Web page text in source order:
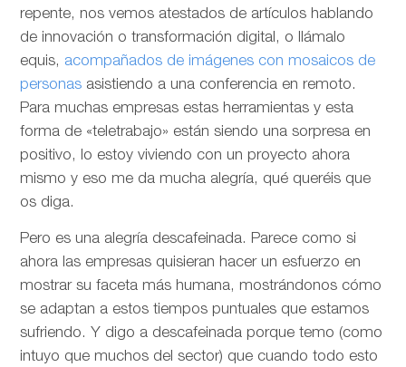
repente, nos vemos atestados de artículos hablando
de innovación o transformación digital, o llámalo
equis, acompañados de imágenes con mosaicos de
personas asistiendo a una conferencia en remoto.
Para muchas empresas estas herramientas y esta
forma de «teletrabajo» están siendo una sorpresa en
positivo, lo estoy viviendo con un proyecto ahora
mismo y eso me da mucha alegría, qué queréis que
os diga.
Pero es una alegría descafeinada. Parece como si
ahora las empresas quisieran hacer un esfuerzo en
mostrar su faceta más humana, mostrándonos cómo
se adaptan a estos tiempos puntuales que estamos
sufriendo. Y digo a descafeinada porque temo (como
intuyo que muchos del sector) que cuando todo esto